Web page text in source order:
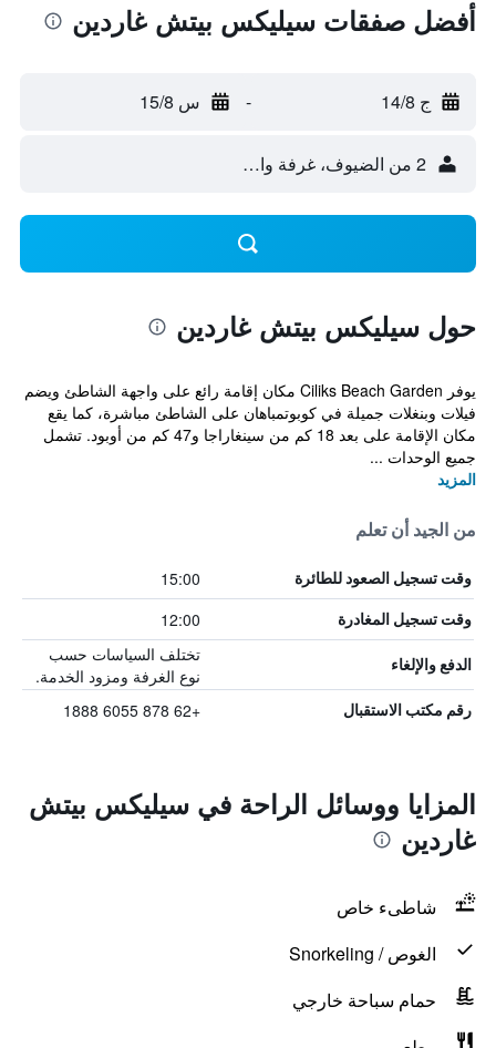
أفضل صفقات سيليكس بيتش غاردين
ج 14/8 - س 15/8
2 من الضيوف، غرفة واحدة
حول سيليكس بيتش غاردين
يوفر Ciliks Beach Garden مكان إقامة رائع على واجهة الشاطئ ويضم
فيلات وبنغلات جميلة في كوبوتمباهان على الشاطئ مباشرة، كما يقع
مكان الإقامة على بعد 18 كم من سينغاراجا و47 كم من أوبود. تشمل
جميع الوحدات ...
المزيد
من الجيد أن تعلم
وقت تسجيل الصعود للطائرة 15:00
وقت تسجيل المغادرة 12:00
الدفع والإلغاء
تختلف السياسات حسب
نوع الغرفة ومزود الخدمة.
رقم مكتب الاستقبال +62 878 6055 1888
المزايا ووسائل الراحة في سيليكس بيتش
غاردين
شاطىء خاص
الغوص / Snorkeling
حمام سباحة خارجي